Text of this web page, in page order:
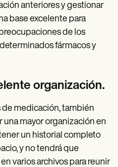
anteriores y gestionar
base excelente para
de los
fármacos y
organización.
de medicación, también
una mayor organización en
un historial completo
y no tendrá que
varios archivos para reunir